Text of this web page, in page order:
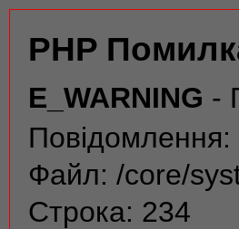
PHP
E_WARNING -
Файл: /core/
Строка: 234